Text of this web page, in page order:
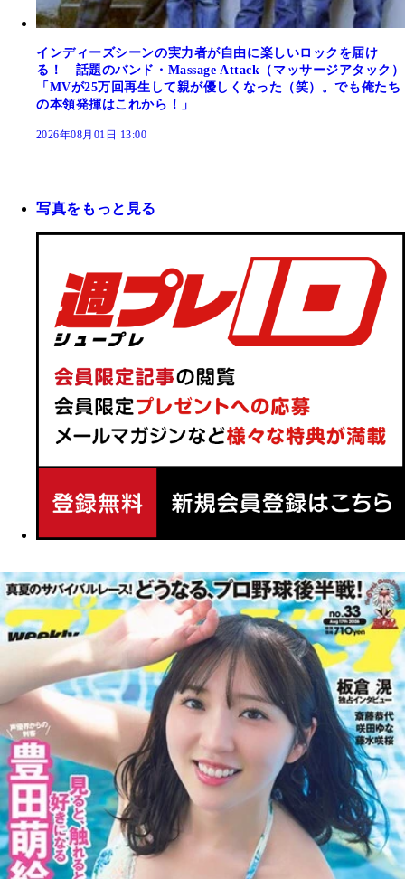
インディーズシーンの実力者が自由に楽しいロックを届け
る！ 話題のバンド・Massage Attack（マッサージアタック）
「MVが25万回再生して親が優しくなった（笑）。でも俺たち
の本領発揮はこれから！」
2026年08月01日 13:00
写真をもっと見る